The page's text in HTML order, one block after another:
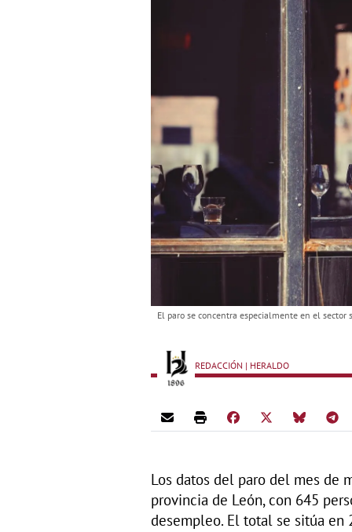
El paro se concentra especialmente en el
REDACCIÓN | HERALDO
Los datos del paro del mes de
provincia de León, con 645
desempleo. El total se sitúa en